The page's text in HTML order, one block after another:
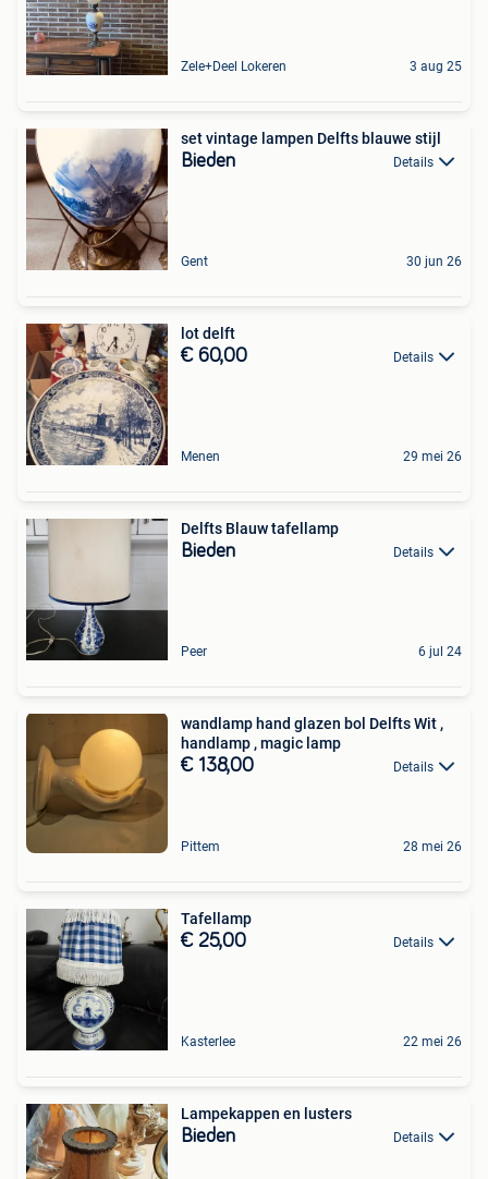
Zele+Deel Lokeren 3 aug 25
set vintage lampen Delfts blauwe stijl
Bieden Details
Gent 30 jun 26
lot delft
€ 60,00 Details
Menen 29 mei 26
Delfts Blauw tafellamp
Bieden Details
Peer 6 jul 24
wandlamp hand glazen bol Delfts Wit ,
handlamp , magic lamp
€ 138,00 Details
Pittem 28 mei 26
Tafellamp
€ 25,00 Details
Kasterlee 22 mei 26
Lampekappen en lusters
Bieden Details